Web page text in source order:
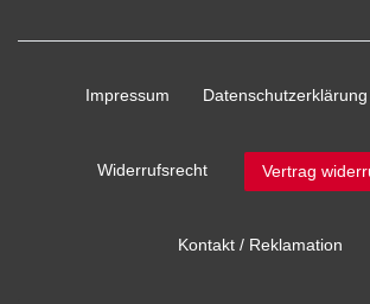
Impressum Daten­schutz­erklärung
Widerrufs­recht Vertrag
Kontakt / Reklamation